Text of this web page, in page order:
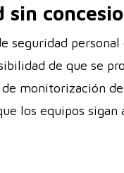
sin
seguridad
de que se
monitorización
los equipos